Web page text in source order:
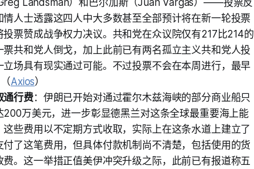
人士透露这四人中大多数甚至全部预计将在新一轮投票
票赞成战争权力决议。共和党在众议院仅有217比214的
共和党人倒戈，加上此前已有两名孤立主义共和党人投
场具有现实通过可能。不过投票不会在本周进行，最早
Axios）
通行费：伊朗已开始对通过霍尔木兹海峡的部分商业船只
万美元，进一步彰显德黑兰对这条全球最重要海上能
些费用以不定期方式收取，实际上在这条水道上建立了
了这笔费用，但具体付款机制尚不清楚，包括使用的货
。这一举措正值美伊冲突升级之际，此前已有报道称五